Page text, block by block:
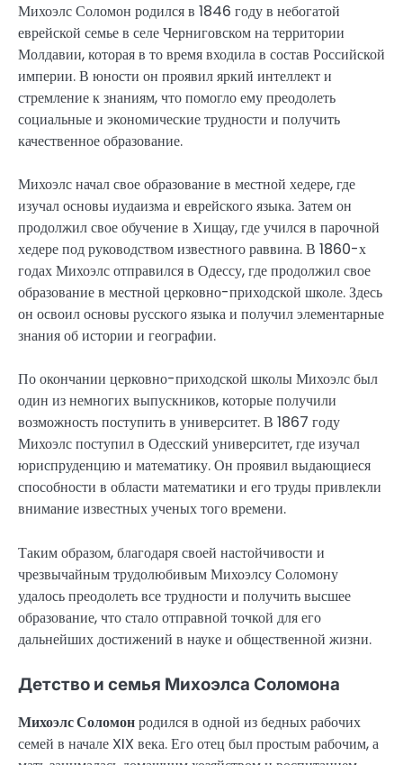
Михоэлс Соломон родился в 1846 году в небогатой
еврейской семье в селе Черниговском на территории
Молдавии, которая в то время входила в состав Российской
империи. В юности он проявил яркий интеллект и
стремление к знаниям, что помогло ему преодолеть
социальные и экономические трудности и получить
качественное образование.
Михоэлс начал свое образование в местной хедере, где
изучал основы иудаизма и еврейского языка. Затем он
продолжил свое обучение в Хищау, где учился в парочной
хедере под руководством известного раввина. В 1860-х
годах Михоэлс отправился в Одессу, где продолжил свое
образование в местной церковно-приходской школе. Здесь
он освоил основы русского языка и получил элементарные
знания об истории и географии.
По окончании церковно-приходской школы Михоэлс был
один из немногих выпускников, которые получили
возможность поступить в университет. В 1867 году
Михоэлс поступил в Одесский университет, где изучал
юриспруденцию и математику. Он проявил выдающиеся
способности в области математики и его труды привлекли
внимание известных ученых того времени.
Таким образом, благодаря своей настойчивости и
чрезвычайным трудолюбивым Михоэлсу Соломону
удалось преодолеть все трудности и получить высшее
образование, что стало отправной точкой для его
дальнейших достижений в науке и общественной жизни.
Детство и семья Михоэлса Соломона
Михоэлс Соломонродился в одной из бедных рабочих
семей в начале XIX века. Его отец был простым рабочим, а